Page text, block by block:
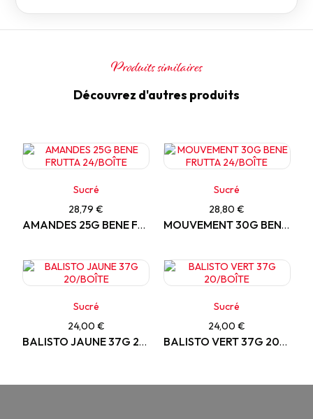
Produits similaires
Découvrez d'autres produits
Sucré
28,79 €
AMANDES 25G BENE FRUTTA 24/BOÎTE
Sucré
28,80 €
MOUVEMENT 30G BENE FRUTTA 24/BOÎTE
Sucré
24,00 €
BALISTO JAUNE 37G 20/BOÎTE
Sucré
24,00 €
BALISTO VERT 37G 20/BOÎTE